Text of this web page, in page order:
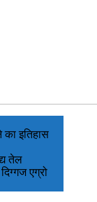
इतिहास
तेल
एग्रो